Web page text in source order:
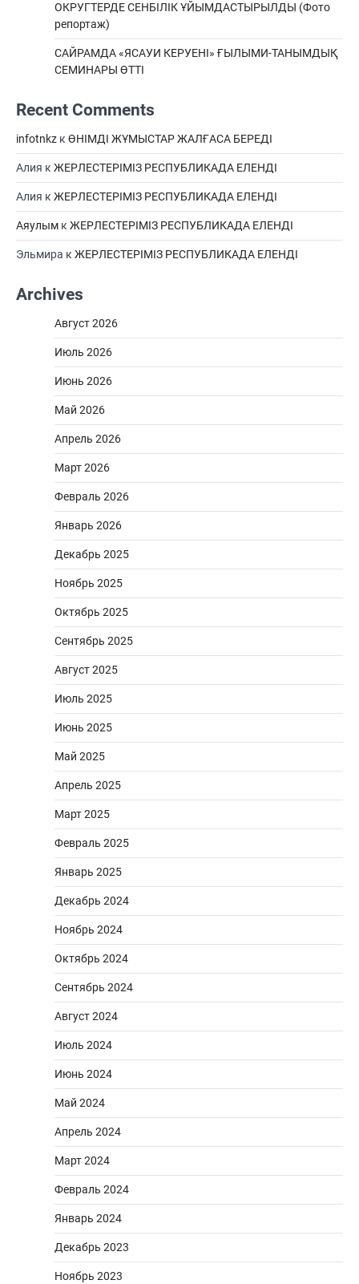
ОКРУГТЕРДЕ СЕНБІЛІК ҰЙЫМДАСТЫРЫЛДЫ (Фото
репортаж)
САЙРАМДА «ЯСАУИ КЕРУЕНІ» ҒЫЛЫМИ-ТАНЫМДЫҚ
СЕМИНАРЫ ӨТТІ
Recent Comments
infotnkz к ӨНІМДІ ЖҰМЫСТАР ЖАЛҒАСА БЕРЕДІ
Алия к ЖЕРЛЕСТЕРІМІЗ РЕСПУБЛИКАДА ЕЛЕНДІ
Алия к ЖЕРЛЕСТЕРІМІЗ РЕСПУБЛИКАДА ЕЛЕНДІ
Аяулым к ЖЕРЛЕСТЕРІМІЗ РЕСПУБЛИКАДА ЕЛЕНДІ
Эльмира к ЖЕРЛЕСТЕРІМІЗ РЕСПУБЛИКАДА ЕЛЕНДІ
Archives
Август 2026
Июль 2026
Июнь 2026
Май 2026
Апрель 2026
Март 2026
Февраль 2026
Январь 2026
Декабрь 2025
Ноябрь 2025
Октябрь 2025
Сентябрь 2025
Август 2025
Июль 2025
Июнь 2025
Май 2025
Апрель 2025
Март 2025
Февраль 2025
Январь 2025
Декабрь 2024
Ноябрь 2024
Октябрь 2024
Сентябрь 2024
Август 2024
Июль 2024
Июнь 2024
Май 2024
Апрель 2024
Март 2024
Февраль 2024
Январь 2024
Декабрь 2023
Ноябрь 2023